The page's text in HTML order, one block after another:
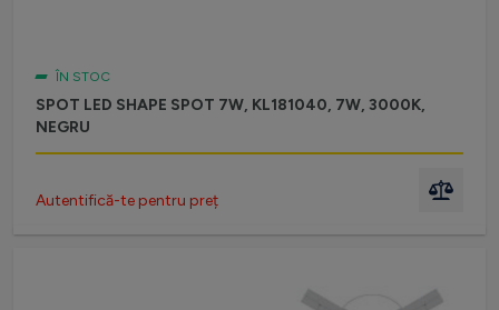
ÎN STOC
SPOT LED SHAPE SPOT 7W, KL181040, 7W, 3000K,
NEGRU
Autentifică-te pentru preț